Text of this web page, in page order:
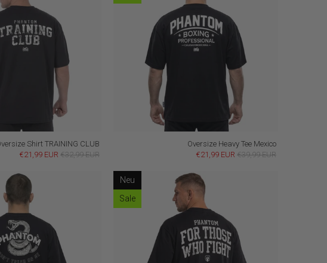
Shirt TRAINING CLUB
€21,99 EUR €32,99 EUR
Oversize Heavy Tee Mexico
€21,99 EUR €39,99 EUR
Neu
Sale